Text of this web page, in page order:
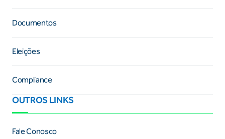
Documentos
Eleições
Compliance
OUTROS LINKS
Fale Conosco